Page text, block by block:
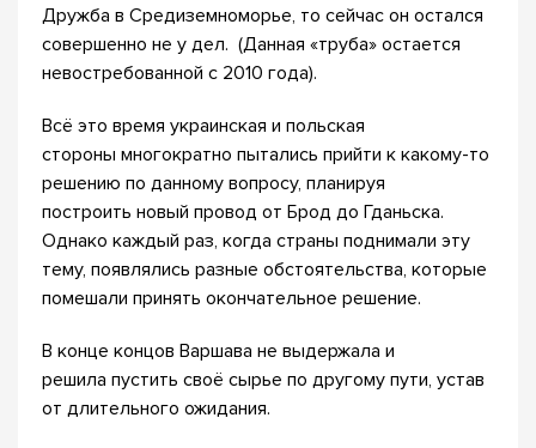
Дружба в Средиземноморье, то сейчас он остался
совершенно не у дел. (Данная «труба» остается
невостребованной с 2010 года).
Всё это время украинская и польская
стороны многократно пытались прийти к какому-то
решению по данному вопросу, планируя
построить новый провод от Брод до Гданьска.
Однако каждый раз, когда страны поднимали эту
тему, появлялись разные обстоятельства, которые
помешали принять окончательное решение.
В конце концов Варшава не выдержала и
решила пустить своё сырье по другому пути, устав
от длительного ожидания.